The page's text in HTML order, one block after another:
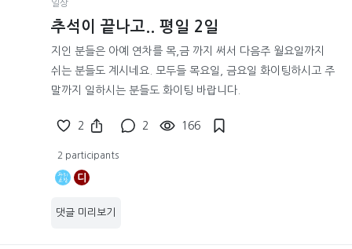
일상
추석이 끝나고.. 평일 2일
지인 분들은 아예 연차를 목,금 까지 써서 다음주 월요일까지
쉬는 분들도 계시네요. 모두들 목요일, 금요일 화이팅하시고 주
말까지 일하시는 분들도 화이팅 바랍니다.
2 2 166
2 participants
디
댓글 미리보기